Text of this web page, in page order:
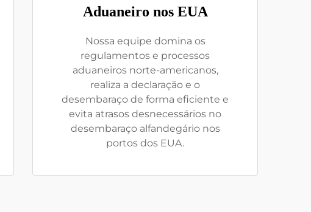
Aduaneiro nos EUA
Nossa equipe domina os
regulamentos e processos
aduaneiros norte-americanos,
realiza a declaração e o
desembaraço de forma eficiente e
evita atrasos desnecessários no
desembaraço alfandegário nos
portos dos EUA.